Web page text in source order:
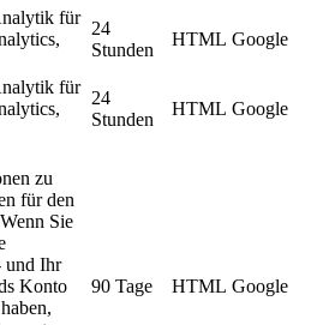
für
24
Stunden
HTML Google
für
24
Stunden
HTML Google
zu
für den
Sie
und Ihr
Konto
90 Tage HTML Google